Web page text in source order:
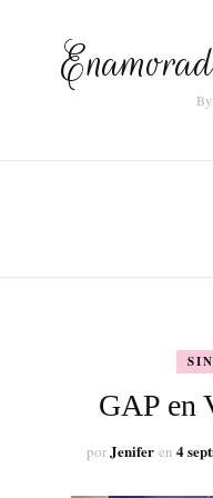
GAP en
porJenifer en 4